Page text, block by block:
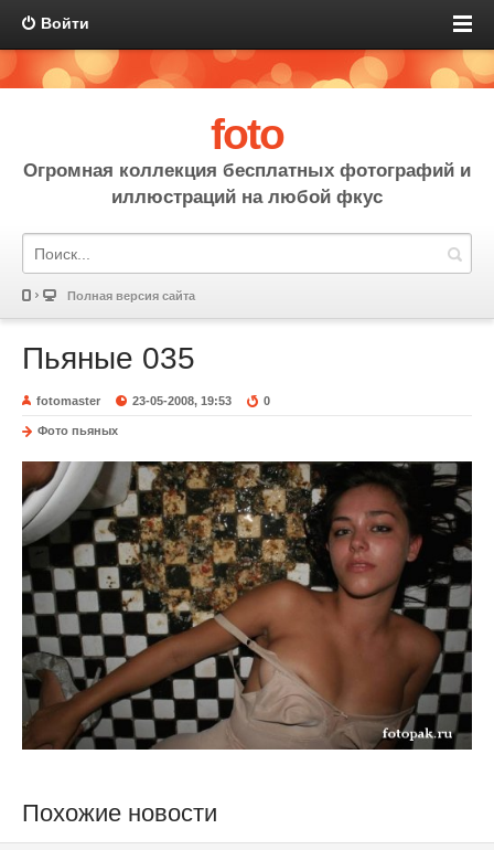
Войти
foto
Огромная коллекция бесплатных фотографий и
иллюстраций на любой фкус
Полная версия сайта
Пьяные 035
fotomaster 23-05-2008, 19:53 0
Фото пьяных
Похожие новости